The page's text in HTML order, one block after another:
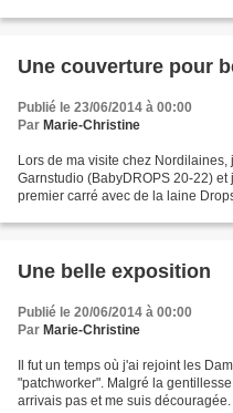
Une couverture pour
Publié le 23/06/2014 à 00:00
Par Marie-Christine
Lors de ma visite chez
Garnstudio (BabyDROPS 20-22)
premier carré avec de la laine
Une belle exposition
Publié le 20/06/2014 à 00:00
Par Marie-Christine
Il fut un temps où j'ai rejoint les
"patchworker". Malgré la
arrivais pas et me suis